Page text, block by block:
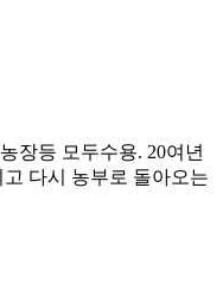
장등 모두수용. 20여년
다시 농부로 돌아오는